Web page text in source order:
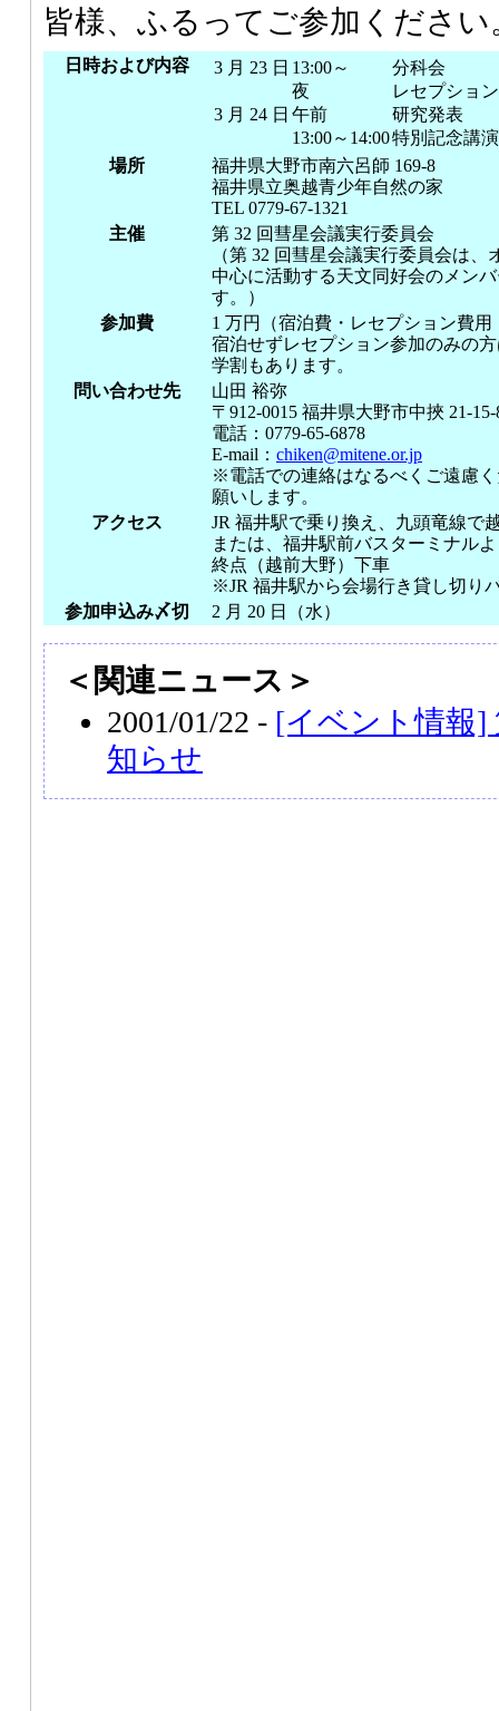
皆様、ふるってご参加ください
日時および内容 3 月 23 日 13:00～
分科会
夜
レセプション
3 月 24 日 午前
研究発表
13:00～14:00特別記念講演
場所
福井県大野市南六呂師 169-8
福井県立奥越青少年自然の家
TEL 0779-67-1321
主催
第 32 回彗星会議実行委員会
（第 32 回彗星会議実行委員会は
中心に活動する天文同好会のメン
す。）
参加費
1 万円（宿泊費・レセプション費
宿泊せずレセプション参加のみの
学割もあります。
問い合わせ先
山田 裕弥
〒912-0015 福井県大野市中挾 21-15-
電話：0779-65-6878
E-mail： chiken@mitene.or.jp
※電話での連絡はなるべくご遠慮
願いします。
アクセス
JR 福井駅で乗り換え、九頭竜線で
または、福井駅前バスターミナル
終点（越前大野）下車
※JR 福井駅から会場行き貸し切り
参加申込み〆切
2 月 20 日（水）
＜関連ニュース＞
2001/01/22 - [イベント情報]
知らせ